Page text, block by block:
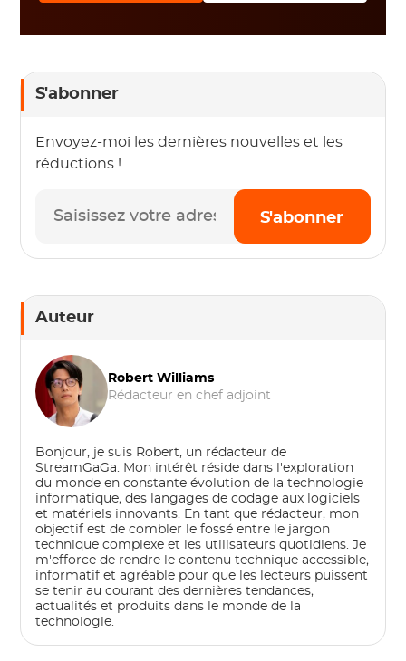
S'abonner
Envoyez-moi les dernières nouvelles et les
réductions !
S'abonner
Auteur
Robert Williams
Rédacteur en chef adjoint
Bonjour, je suis Robert, un rédacteur de
StreamGaGa. Mon intérêt réside dans l'exploration
du monde en constante évolution de la technologie
informatique, des langages de codage aux logiciels
et matériels innovants. En tant que rédacteur, mon
objectif est de combler le fossé entre le jargon
technique complexe et les utilisateurs quotidiens. Je
m'efforce de rendre le contenu technique accessible,
informatif et agréable pour que les lecteurs puissent
se tenir au courant des dernières tendances,
actualités et produits dans le monde de la
technologie.